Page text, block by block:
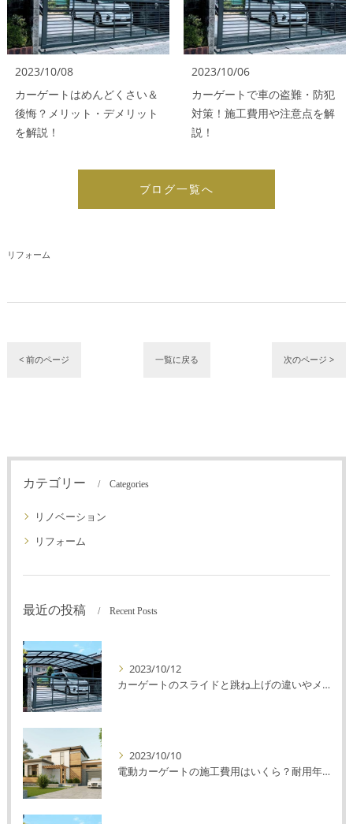
2023/10/08
カーゲートはめんどくさい＆
後悔？メリット・デメリット
を解説！
2023/10/06
カーゲートで車の盗難・防犯
対策！施工費用や注意点を解
説！
ブログ一覧へ
リフォーム
< 前のページ 一覧に戻る 次のページ >
カテゴリー Categories
リノベーション
リフォーム
最近の投稿 Recent Posts
2023/10/12
カーゲートのスライドと跳ね上げの違いやメリットデメリットを解説！
2023/10/10
電動カーゲートの施工費用はいくら？耐用年数や注意点を解説！